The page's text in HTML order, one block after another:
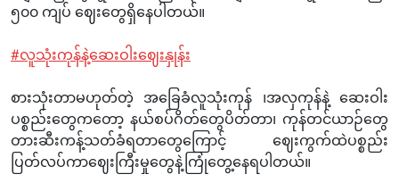
၅၀၀ ကျပ် ဈေးတွေရှိနေပါတယ်။
#လူသုံးကုန်နဲ့ဆေးဝါးဈေးနှုန်း
စားသုံးတာမဟုတ်တဲ့ အခြေခံလူသုံးကုန် ၊အလှကုန်နဲ့ ဆေးဝါး
ပစ္စည်းတွေကတော့ နယ်စပ်ဂိတ်တွေပိတ်တာ၊ ကုန်တင်ယာဉ်တွေ
တားဆီးကန့်သတ်ခံရတာတွေကြောင့် ဈေးကွက်ထဲပစ္စည်း
ပြတ်လပ်ကာဈေးကြီးမှုတွေနဲ့ကြုံတွေ့နေရပါတယ်။